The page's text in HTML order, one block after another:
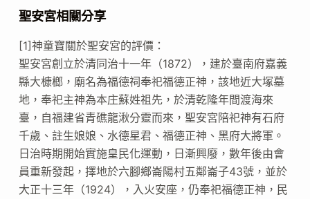
聖安宮相關分享
[1]神童寶關於聖安宮的評價：
聖安宮創立於清同治十一年（1872），建於臺南府嘉義
縣大槺榔，廟名為福德祠奉祀福德正神，該地近大塚墓
地，奉祀主神為本庄蘇姓祖先，於清乾隆年間渡海來
臺，自福建省青礁龍湫分靈而來，聖安宮陪祀神有石府
千歲、註生娘娘、水德星君、福德正神、黑府大將軍。
日治時期開始實施皇民化運動，日漸興廢，數年後由會
員重新發起，擇地於六腳鄉崙陽村五鄰崙子43號，並於
大正十三年（1924），入火安座，仍奉祀福德正神，民